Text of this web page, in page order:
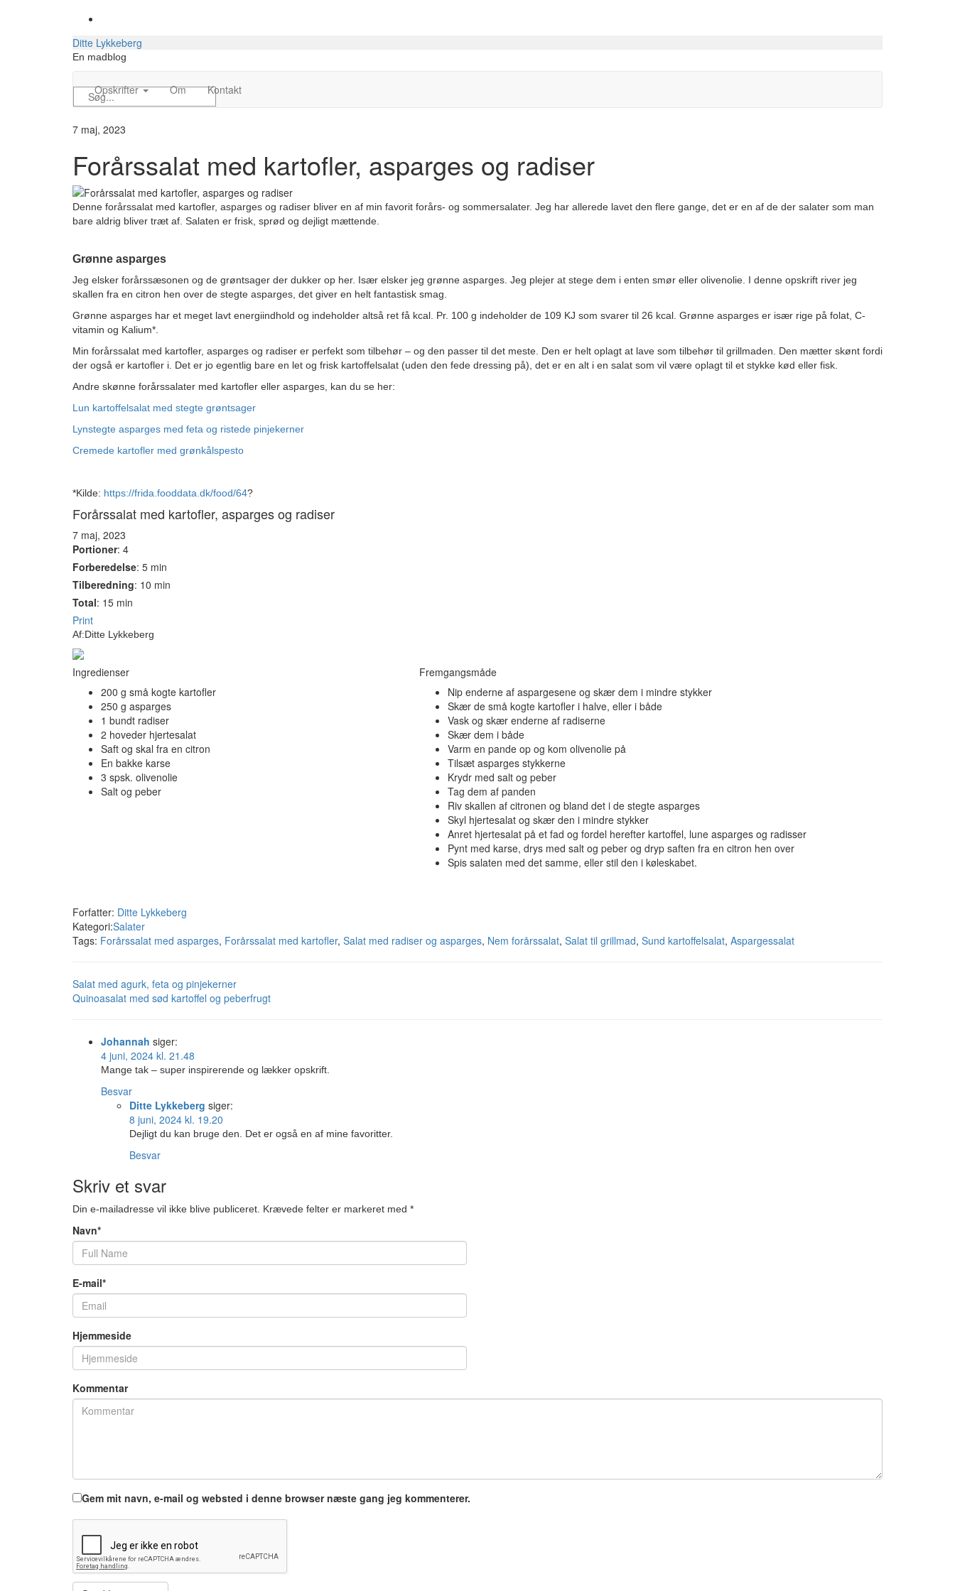
Ditte Lykkeberg
En madblog
Søg
efter:
Opskrifter Om Kontakt
7 maj, 2023
Forårssalat med kartofler, asparges og radiser
Denne forårssalat med kartofler, asparges og radiser bliver en af min favorit forårs- og sommersalater. Jeg har allerede lavet den flere gange, det er en af de der salater som man
bare aldrig bliver træt af. Salaten er frisk, sprød og dejligt mættende.
Grønne asparges
Jeg elsker forårssæsonen og de grøntsager der dukker op her. Især elsker jeg grønne asparges. Jeg plejer at stege dem i enten smør eller olivenolie. I denne opskrift river jeg
skallen fra en citron hen over de stegte asparges, det giver en helt fantastisk smag.
Grønne asparges har et meget lavt energiindhold og indeholder altså ret få kcal. Pr. 100 g indeholder de 109 KJ som svarer til 26 kcal. Grønne asparges er især rige på folat, C-
vitamin og Kalium*.
Min forårssalat med kartofler, asparges og radiser er perfekt som tilbehør – og den passer til det meste. Den er helt oplagt at lave som tilbehør til grillmaden. Den mætter skønt fordi
der også er kartofler i. Det er jo egentlig bare en let og frisk kartoffelsalat (uden den fede dressing på), det er en alt i en salat som vil være oplagt til et stykke kød eller fisk.
Andre skønne forårssalater med kartofler eller asparges, kan du se her:
Lun kartoffelsalat med stegte grøntsager
Lynstegte asparges med feta og ristede pinjekerner
Cremede kartofler med grønkålspesto
*Kilde: https://frida.fooddata.dk/food/64?
Forårssalat med kartofler, asparges og radiser
7 maj, 2023
Portioner: 4
Forberedelse: 5 min
Tilberedning: 10 min
Total: 15 min
Print
Af:Ditte Lykkeberg
Ingredienser
200 g små kogte kartofler
250 g asparges
1 bundt radiser
2 hoveder hjertesalat
Saft og skal fra en citron
En bakke karse
3 spsk. olivenolie
Salt og peber
Fremgangsmåde
Nip enderne af aspargesene og skær dem i mindre stykker
Skær de små kogte kartofler i halve, eller i både
Vask og skær enderne af radiserne
Skær dem i både
Varm en pande op og kom olivenolie på
Tilsæt asparges stykkerne
Krydr med salt og peber
Tag dem af panden
Riv skallen af citronen og bland det i de stegte asparges
Skyl hjertesalat og skær den i mindre stykker
Anret hjertesalat på et fad og fordel herefter kartoffel, lune asparges og radisser
Pynt med karse, drys med salt og peber og dryp saften fra en citron hen over
Spis salaten med det samme, eller stil den i køleskabet.
Forfatter: Ditte Lykkeberg
Kategori:Salater
Tags: Forårssalat med asparges, Forårssalat med kartofler, Salat med radiser og asparges, Nem forårssalat, Salat til grillmad, Sund kartoffelsalat, Aspargessalat
Salat med agurk, feta og pinjekerner
Quinoasalat med sød kartoffel og peberfrugt
Johannah siger:
4 juni, 2024 kl. 21.48
Mange tak – super inspirerende og lækker opskrift.
Besvar
Ditte Lykkeberg siger:
8 juni, 2024 kl. 19.20
Dejligt du kan bruge den. Det er også en af mine favoritter.
Besvar
Skriv et svar
Din e-mailadresse vil ikke blive publiceret. Krævede felter er markeret med *
Navn*
E-mail*
Hjemmeside
Kommentar
Gem mit navn, e-mail og websted i denne browser næste gang jeg kommenterer.